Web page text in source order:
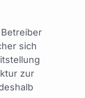
sich
zur